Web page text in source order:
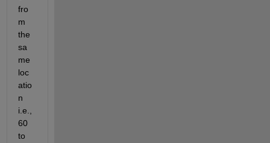
fro
m
the
sa
me
loc
atio
n
i.e.,
60
to